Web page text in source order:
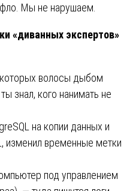
Мы не нарушаем.
«диванных экспертов»
волосы дыбом
знал, кого нанимать не
на копии данных и
изменил временные метки
под управлением